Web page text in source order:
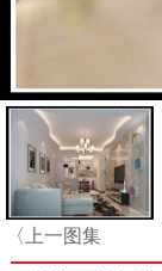
〈上一图集